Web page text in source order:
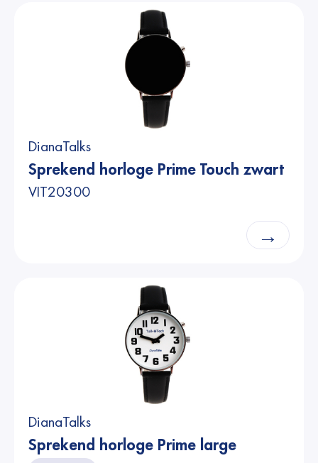
DianaTalks
Sprekend horloge Prime Touch zwart
VIT20300
→
DianaTalks
Sprekend horloge Prime large